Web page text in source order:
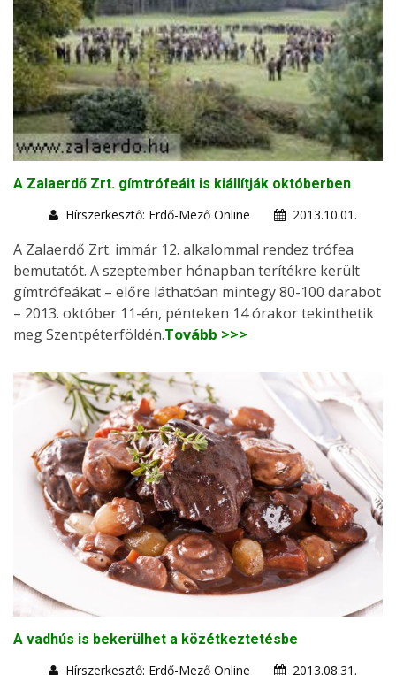
A Zalaerdő Zrt. gímtrófeáit is kiállítják októberben
Hírszerkesztő: Erdő-Mező Online
2013.10.01.
A Zalaerdő Zrt. immár 12. alkalommal rendez trófea
bemutatót. A szeptember hónapban terítékre került
gímtrófeákat – előre láthatóan mintegy 80-100 darabot
– 2013. október 11-én, pénteken 14 órakor tekinthetik
meg Szentpéterföldén.Tovább >>>
A vadhús is bekerülhet a közétkeztetésbe
Hírszerkesztő: Erdő-Mező Online
2013.08.31.